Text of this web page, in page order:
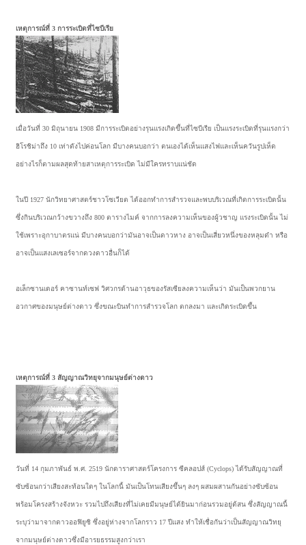
เหตุการณ์ที่ 3 การระเบิดที่ไซบีเรีย
เมื่อวันที่ 30 มิถุนายน 1908 มีการระเบิดอย่างรุนแรงเกิดขึ้นที่ไซบีเรีย เป็นแรงระเบิดที่รุนแรงกว่า
ฮิโรชิม่าถึง 10 เท่าดังไปค่อนโลก มีบางคนบอกว่า ตนเองได้เห็นแสงไฟและเห็นควันรูปเห็ด
อย่างไรก็ตามผลสุดท้ายสาเหตุการระเบิด ไม่มีใครทราบแน่ชัด
ในปี 1927 นักวิทยาศาสตร์ชาวโซเวียต ได้ออกทำการสำรวจและพบบริเวณที่เกิดการระเบิดนั้น
ซึ่งกินบริเวณกว้างขวางถึง 800 ตารางไมค์ จากการลงความเห็นของผู้วชาญ แรงระเบิดนั้น ไม่
ใช้เพราะอุกาบาตรแน่ มีบางคนบอกว่ามันอาจเป็นดาวหาง อาจเป็นเสี่ยวหนึ่งของหลุมดำ หรือ
อาจเป็นแสงเลเซอร์จากดวงดาวอื่นก็ได้
อเล็กซานเดอร์ คาซานท์เซฟ วิศวกรด้านอาวุธของรัสเซียลงความเห็นว่า มันเป็นพวกยาน
อวกาศของมนุษย์ต่างดาว ซึ่งขณะบินทำการสำรวจโลก ตกลงมา และเกิดระเบิดขึ้น
เหตุการณ์ที่ 3 สัญญาณวิทยุจากมนุษย์ต่างดาว
วันที่ 14 กุมภาพันธ์ พ.ศ. 2519 นักดาราศาสตร์โครงการ ซีคลอปส์ (Cyclops) ได้รับสัญญาณที่
ซับซ้อนกว่าเสียงสะท้อนใดๆ ในโลกนี้ มันเป็นโทนเสียงขึ้นๆ ลงๆ ผสมผสานกันอย่างซับซ้อน
พร้อมโครงสร้างจังหวะ รวมไปถึงเสียงที่ไม่เคยมีมนุษย์ได้ยินมาก่อนรวมอยู่ด้สน ซึ่งสัญญาณนี้
ระบุว่ามาจากดาวออฟิยูซิ ซึ่งอยู่ห่างจากโลกราว 17 ปีแสง ทำให้เชื่อกันว่าเป็นสัญญาณวิทยุ
จากมนุษย์ต่างดาวซึ่งมีอารยธรรมสูงกว่าเรา